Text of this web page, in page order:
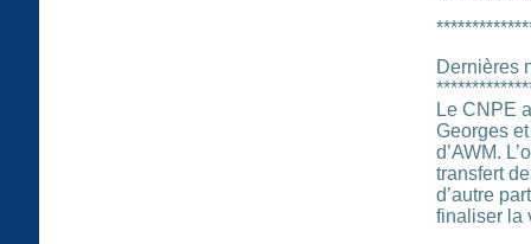
Dernières
Le CNPE
Georges
d’AWM.
transfert
d’autre
finaliser la